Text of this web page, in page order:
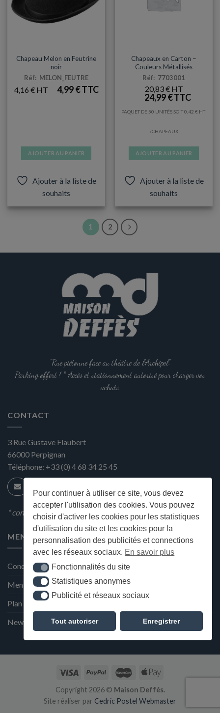
Pour continuer à utiliser ce site, vous devez
accepter l'utilisation des cookies. Vous pouvez
choisir d'activer les cookies pour les statistiques
d'utilisation du site et les cookies pour la
personnalisation des publicités et connections
avec les réseaux sociaux. En savoir plus
Fonctionnalités du site
Fonctionnalités du site
Statistiques anonymes
Statistiques anonymes
Publicité et réseaux sociaux
Publicité et réseaux sociaux
Tout autoriser Enregistrer
Chapeau Melon en Feutrine
noir
Réf: MELON_FEUTRE
4,16 € 4,99€
AJOUTER AU PANIER
Ajouter à la liste de
souhaits
Chapeaux en Carton –
Couleurs Métallisés
Réf: 7703001
20,83€
24,99€
PAQUET DE 50 UNITÉS SOIT0,42 €
/CHAPEAUX
AJOUTER AU PANIER
Ajouter à la liste de
souhaits
1 2
"Rue piétonne face au théâtre de l'Archipel".
Parking offert ! * Accès et stationnement autorisé pour charger vos
achats
CONTACT
3 Rue Gustave Flaubert
66000 Perpignan
Téléphone: +33 (0) 4 68 34 25 45
* condition en magasin
MENU
Conditions générales de ventes
Mentions Légales et Politique de confidentialité
Plan du site
Newsletter de la Maison Deffès
Copyright 2026 © Maison Deffés.
Site réaliser par Cedric Postel Webmaster